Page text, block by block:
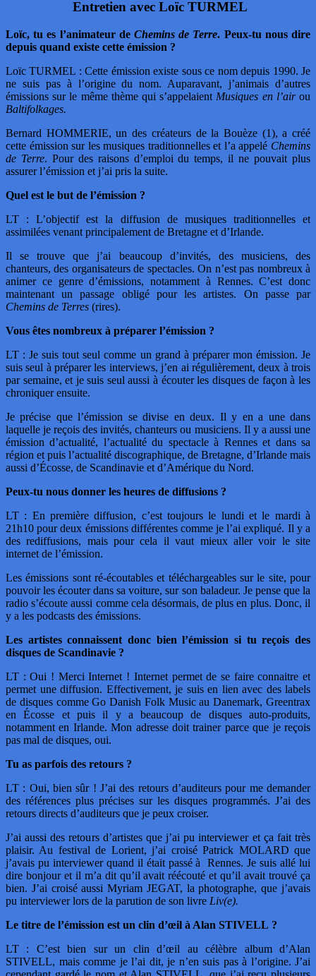
Entretien avec Loïc TURMEL
Loïc, tu es l’animateur de Chemins de Terre. Peux-tu nous dire
depuis quand existe cette émission ?
Loïc TURMEL : Cette émission existe sous ce nom depuis 1990. Je
ne suis pas à l’origine du nom. Auparavant, j’animais d’autres
émissions sur le même thème qui s’appelaient Musiques en l’airou
Baltifolkages.
Bernard HOMMERIE, un des créateurs de la Bouèze (1), a créé
cette émission sur les musiques traditionnelles et l’a appelé Chemins
de Terre. Pour des raisons d’emploi du temps, il ne pouvait plus
assurer l’émission et j’ai pris la suite.
Quel est le but de l’émission ?
LT : L’objectif est la diffusion de musiques traditionnelles et
assimilées venant principalement de Bretagne et d’Irlande.
Il se trouve que j’ai beaucoup d’invités, des musiciens, des
chanteurs, des organisateurs de spectacles. On n’est pas nombreux à
animer ce genre d’émissions, notamment à Rennes. C’est donc
maintenant un passage obligé pour les artistes. On passe par
Chemins de Terres (rires).
Vous êtes nombreux à préparer l’émission ?
LT : Je suis tout seul comme un grand à préparer mon émission. Je
suis seul à préparer les interviews, j’en ai régulièrement, deux à trois
par semaine, et je suis seul aussi à écouter les disques de façon à les
chroniquer ensuite.
Je précise que l’émission se divise en deux. Il y en a une dans
laquelle je reçois des invités, chanteurs ou musiciens. Il y a aussi une
émission d’actualité, l’actualité du spectacle à Rennes et dans sa
région et puis l’actualité discographique, de Bretagne, d’Irlande mais
aussi d’Écosse, de Scandinavie et d’Amérique du Nord.
Peux-tu nous donner les heures de diffusions ?
LT : En première diffusion, c’est toujours le lundi et le mardi à
21h10 pour deux émissions différentes comme je l’ai expliqué. Il y a
des rediffusions, mais pour cela il vaut mieux aller voir le site
internet de l’émission.
Les émissions sont ré-écoutables et téléchargeables sur le site, pour
pouvoir les écouter dans sa voiture, sur son baladeur. Je pense que la
radio s’écoute aussi comme cela désormais, de plus en plus. Donc, il
y a les podcasts des émissions.
Les artistes connaissent donc bien l’émission si tu reçois des
disques de Scandinavie ?
LT : Oui ! Merci Internet ! Internet permet de se faire connaitre et
permet une diffusion. Effectivement, je suis en lien avec des labels
de disques comme Go Danish Folk Music au Danemark, Greentrax
en Écosse et puis il y a beaucoup de disques auto-produits,
notamment en Irlande. Mon adresse doit trainer parce que je reçois
pas mal de disques, oui.
Tu as parfois des retours ?
LT : Oui, bien sûr ! J’ai des retours d’auditeurs pour me demander
des références plus précises sur les disques programmés. J’ai des
retours directs d’auditeurs que je peux croiser.
J’ai aussi des retours d’artistes que j’ai pu interviewer et ça fait très
plaisir. Au festival de Lorient, j’ai croisé Patrick MOLARD que
j’avais pu interviewer quand il était passé à Rennes. Je suis allé lui
dire bonjour et il m’a dit qu’il avait réécouté et qu’il avait trouvé ça
bien. J’ai croisé aussi Myriam JEGAT, la photographe, que j’avais
pu interviewer lors de la parution de son livre Liv(e).
Le titre de l’émission est un clin d’œil à Alan STIVELL ?
LT : C’est bien sur un clin d’œil au célèbre album d’Alan
STIVELL, mais comme je l’ai dit, je n’en suis pas à l’origine. J’ai